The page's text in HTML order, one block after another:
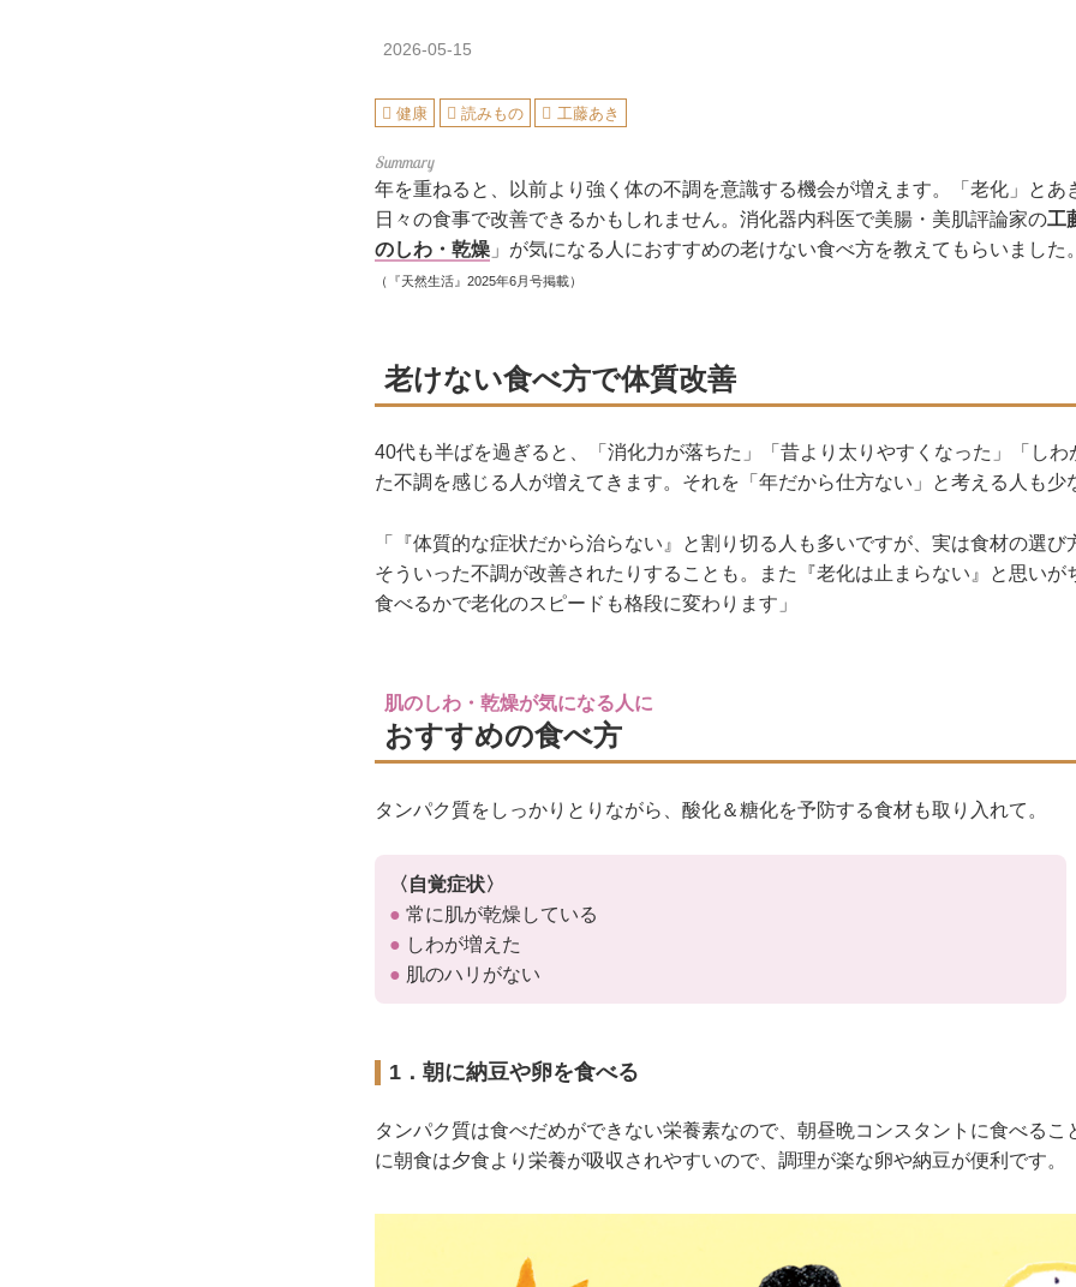
2026-05-15
健康 読みもの 工藤あき
年を重ねると、以前より強く体の不調を意識する機会が増えます。「老化」とあ
日々の食事で改善できるかもしれません。消化器内科医で美腸・美肌評論家の工
のしわ・乾燥 」が気になる人におすすめの老けない食べ方を教えてもらいました
（『天然生活』2025年6月号掲載）
老けない食べ方で体質改善
40代も半ばを過ぎると、「消化力が落ちた」「昔より太りやすくなった」「しわ
た不調を感じる人が増えてきます。それを「年だから仕方ない」と考える人も少
「『体質的な症状だから治らない』と割り切る人も多いですが、実は食材の選び
そういった不調が改善されたりすることも。また『老化は止まらない』と思いが
食べるかで老化のスピードも格段に変わります」
肌のしわ・乾燥が気になる人に
おすすめの食べ方
タンパク質をしっかりとりながら、酸化＆糖化を予防する食材も取り入れて。
〈自覚症状〉
● 常に肌が乾燥している
● しわが増えた
● 肌のハリがない
1．朝に納豆や卵を食べる
タンパク質は食べだめができない栄養素なので、朝昼晩コンスタントに食べるこ
に朝食は夕食より栄養が吸収されやすいので、調理が楽な卵や納豆が便利です。